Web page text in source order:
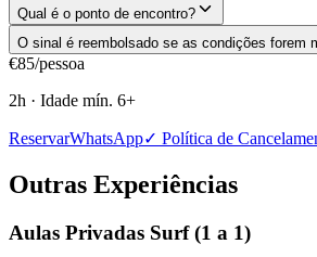
Qual é o ponto de encontro?
O sinal é reembolsado se as condições forem
€85/pessoa
2h · Idade mín. 6+
ReservarWhatsApp✓ Política de
Outras Experiências
Aulas Privadas Surf (1 a 1)